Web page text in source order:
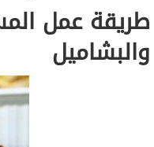
طريقة عمل
والبشاميل